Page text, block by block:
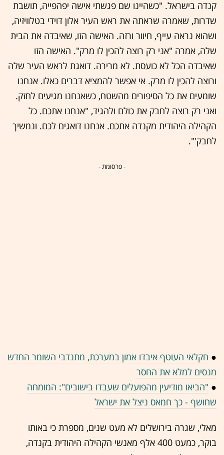
קנדה בישראל. "כשהיינו שם פגשתי אישה יפהפייה, תושבת
שדרות, שאמרה שראתה את ראש העיר אלון דוידי בטלוויזיה,
ושהוא נראה עייף, חיוור ורזה. האישה הזו, שאיבדה את הבית
שלה, אמרה "אני רק רוצה להכין לו מרק". האישה הזו
שאיבדה הכל לא כועסת. לא מרירה. דואגת לראש העיר שלה
ורוצה להכין לו מרק. אי אפשר להמציא דברים כאלו. אנחנו
שומעים את כל הסיפורים מהשטח, כשאנחנו מגיעים לחזק.
ואני רק רוצה לחבק את כולם ולהגיד, "אנחנו אתכם. כל
הקהילה היהודית מקנדה אתכם. אנחנו דואגים לכם. ונמשיך
לחבק'".
- פרסומת -
● חקלאי העוטף איבדו אמון במערכת, מתנדבי השומר החדש
מנסים למלא את החסר
● "הביאו מודיעין מהפועלים שעבדו בישובים": המומחה
שחושף - כך חמאס ניצל את ישראל
מאלי, שגרה בירושלים לא מעט שנים, מספרת כי באותו
בוקר, כמעט 400 אלף מאנשי הקהילה היהודית בקנדה,